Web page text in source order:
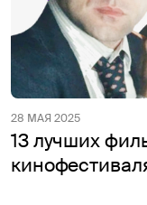
28 МАЯ 2025
13 лучших